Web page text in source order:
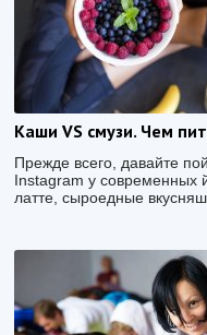
Каши VS смузи. Чем
Прежде всего, давайте
Instagram у современных
латте, сыроедные